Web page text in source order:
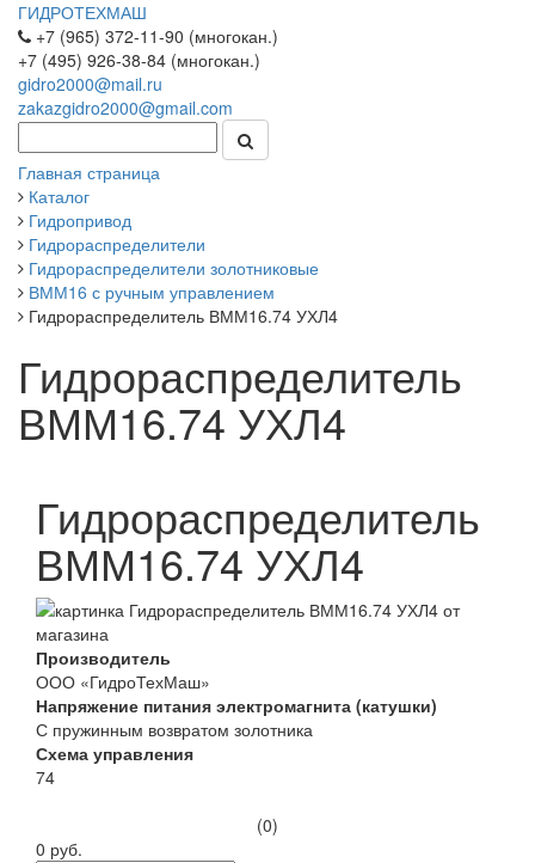
ГИДРОТЕХМАШ
+7 (965) 372-11-90 (многокан.)
+7 (495) 926-38-84 (многокан.)
gidro2000@mail.ru
zakazgidro2000@gmail.com
Главная страница
Каталог
Гидропривод
Гидрораспределители
Гидрораспределители золотниковые
ВММ16 с ручным управлением
Гидрораспределитель ВММ16.74 УХЛ4
Гидрораспределитель
ВММ16.74 УХЛ4
Гидрораспределитель
ВММ16.74 УХЛ4
Производитель
ООО «ГидроТехМаш»
Напряжение питания электромагнита (катушки)
С пружинным возвратом золотника
Схема управления
74
(0)
0 руб.